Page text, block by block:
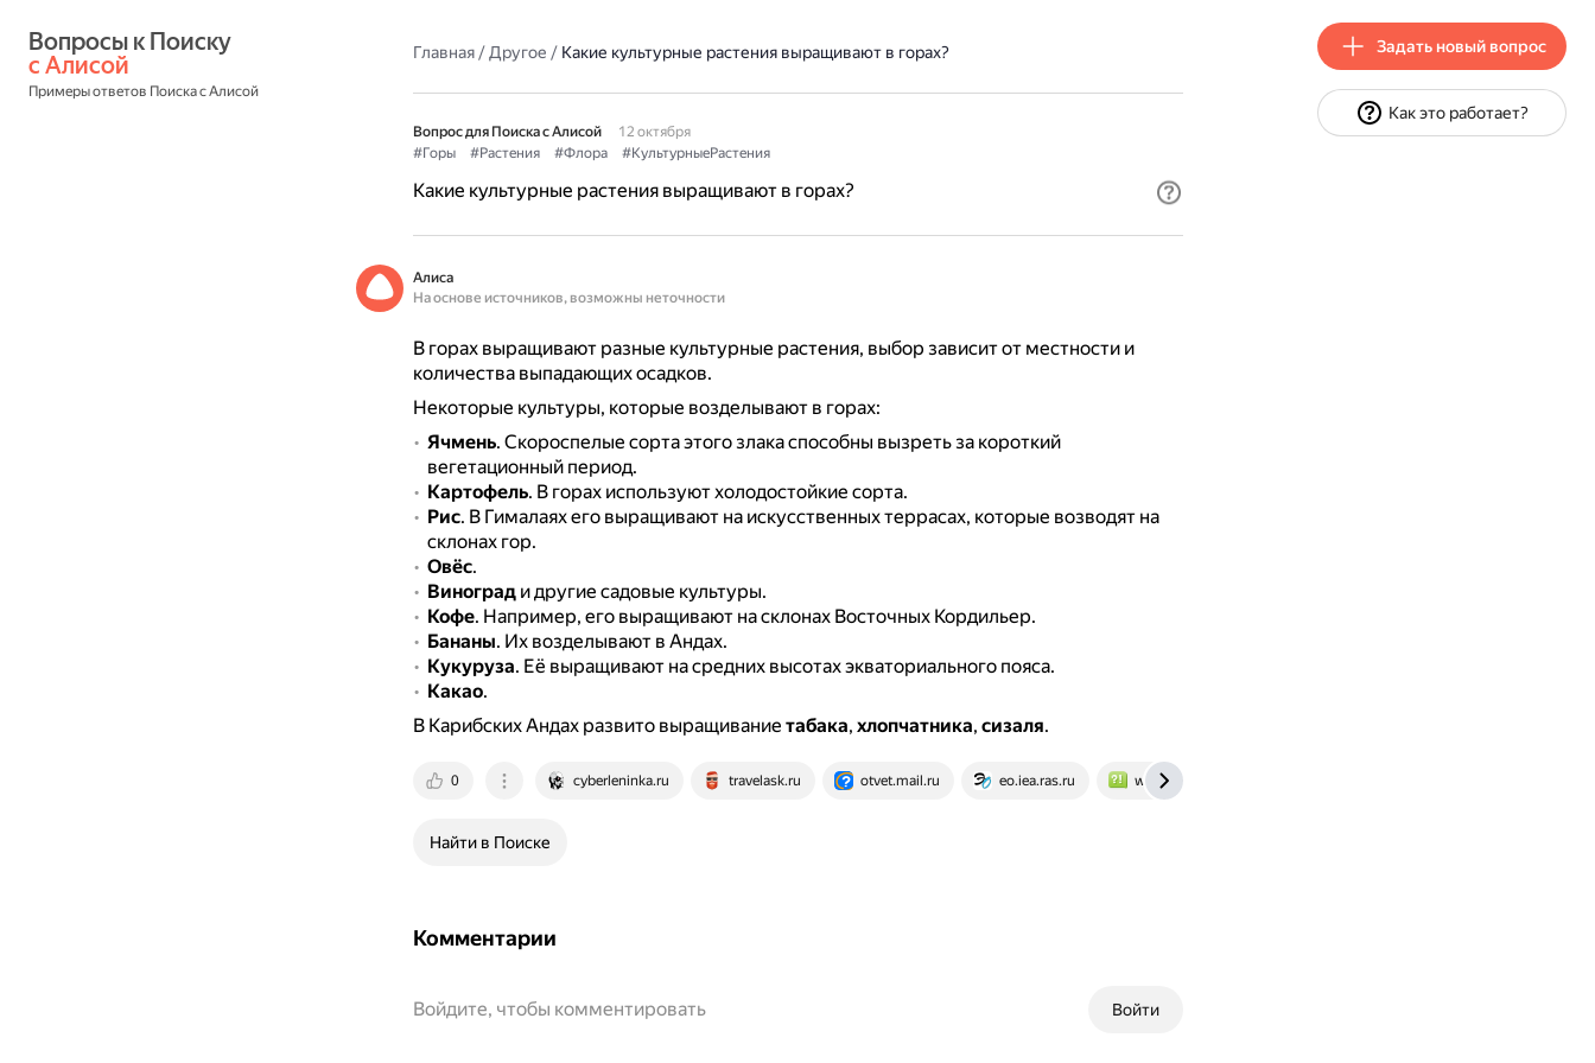
с Алисой
Примеры ответов Поиска с Алисой
Главная/Другое / Какие культурные растения выращивают в горах?
Вопрос для Поиска с Алисой
12 октября
#Горы
#Растения #Флора #КультурныеРастения
Какие культурные растения выращивают в горах?
Алиса
На основе источников, возможны неточности
В горах выращивают разные культурные растения, выбор зависит от местности и
количества выпадающих осадков.
Некоторые культуры, которые возделывают в горах:
Ячмень. Скороспелые сорта этого злака способны вызреть за короткий
вегетационный период.
Картофель. В горах используют холодостойкие сорта.
Рис. В Гималаях его выращивают на искусственных террасах, которые возводят на
склонах гор.
Овёс.
Виногради другие садовые культуры.
Кофе. Например, его выращивают на склонах Восточных Кордильер.
Бананы. Их возделывают в Андах.
Кукуруза. Её выращивают на средних высотах экваториального пояса.
Какао.
В Карибских Андах развито выращивание табака, хлопчатника, сизаля.
0 cyberleninka.ru travelask.ru otvet.mail.ru eo.iea.ras.ru www.bolshoyvopros.ru
Найти в Поиске
Комментарии
Войти
Войдите, чтобы комментировать
Задать новый вопрос
Как это работает?